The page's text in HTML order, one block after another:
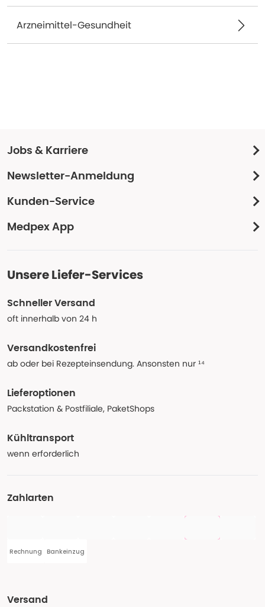
Arzneimittel-Gesundheit
Jobs & Karriere
Newsletter-Anmeldung
Kunden-Service
Medpex App
Unsere Liefer-Services
Schneller Versand
oft innerhalb von 24 h
Versandkostenfrei
ab oder bei Rezepteinsendung. Ansonsten nur ¹⁴
Lieferoptionen
Packstation & Postfiliale, PaketShops
Kühltransport
wenn erforderlich
Zahlarten
Rechnung Bankeinzug
Versand